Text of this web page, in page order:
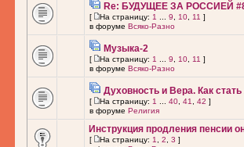
Re: БУДУЩЕЕ ЗА РОССИЕЙ
[ На страницу: 1 9 10 11 ]
в форуме Всяко-Разно
Музыка-2
[ На страницу: 1 9 10 11 ]
в форуме Всяко-Разно
Духовность и Вера. Как
[ На страницу: 1 40 41 42 ]
в форуме Религия
Инструкция продления пенсии
[ На страницу: 1 2 3 ]